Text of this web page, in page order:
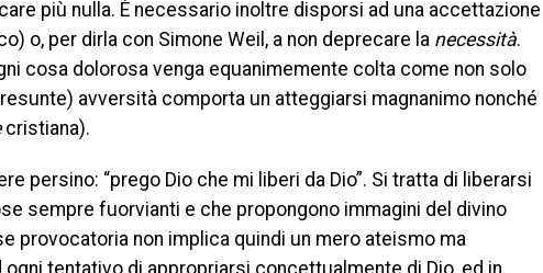
più nulla. È necessario inoltre disporsi ad una accettazione
o, per dirla con Simone Weil, a non deprecare la necessità.
cosa dolorosa venga equanimemente colta come non solo
avversità comporta un atteggiarsi magnanimo nonché
cristiana).
persino: “prego Dio che mi liberi da Dio”. Si tratta di liberarsi
sempre fuorvianti e che propongono immagini del divino
provocatoria non implica quindi un mero ateismo ma
tentativo di appropriarsi concettualmente di Dio, ed in